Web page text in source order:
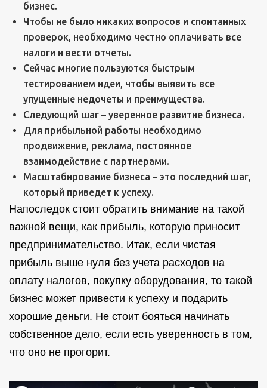
бизнес.
Чтобы не было никаких вопросов и спонтанных
проверок, необходимо честно оплачивать все
налоги и вести отчеты.
Сейчас многие пользуются быстрым
тестированием идеи, чтобы выявить все
упущенные недочеты и преимущества.
Следующий шаг – уверенное развитие бизнеса.
Для прибыльной работы необходимо
продвижение, реклама, постоянное
взаимодействие с партнерами.
Масштабирование бизнеса – это последний шаг,
который приведет к успеху.
Напоследок стоит обратить внимание на такой
важной вещи, как прибыль, которую приносит
предпринимательство. Итак, если чистая
прибыль выше нуля без учета расходов на
оплату налогов, покупку оборудования, то такой
бизнес может привести к успеху и подарить
хорошие деньги. Не стоит бояться начинать
собственное дело, если есть уверенность в том,
что оно не прогорит.